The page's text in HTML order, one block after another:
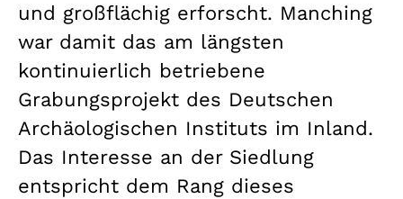
und großflächig erforscht. Manching
war damit das am längsten
kontinuierlich betriebene
Grabungsprojekt des Deutschen
Archäologischen Instituts im Inland.
Das Interesse an der Siedlung
entspricht dem Rang dieses